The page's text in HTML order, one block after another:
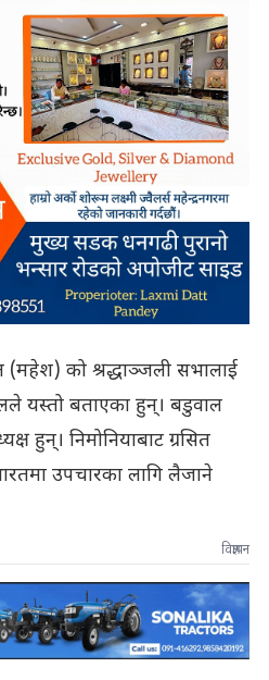
को श्रद्धाञ्जली सभालाई
यस्तो बताएका हुन्। बडुवाल
हुन्। निमोनियाबाट ग्रसित
उपचारका लागि लैजाने
विज्ञापन